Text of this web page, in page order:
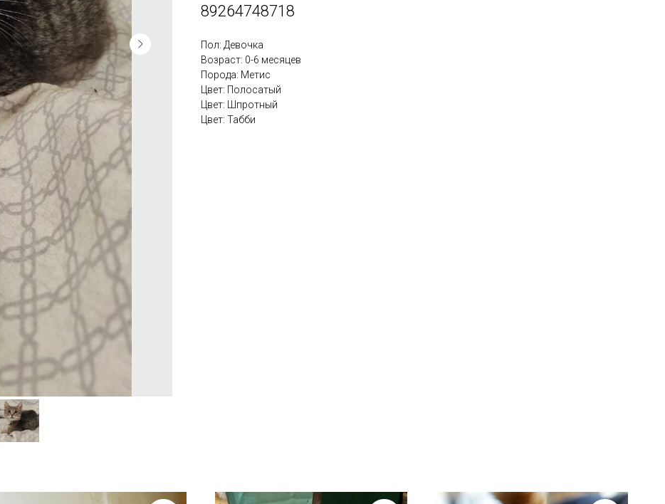
89264748718
Пол: Девочка
Возраст: 0-6 месяцев
Порода: Метис
Цвет: Полосатый
Цвет: Шпротный
Цвет: Табби